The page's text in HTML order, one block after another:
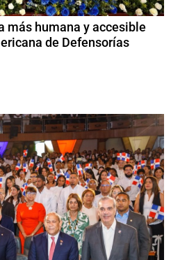
más humana y accesible
de Defensorías